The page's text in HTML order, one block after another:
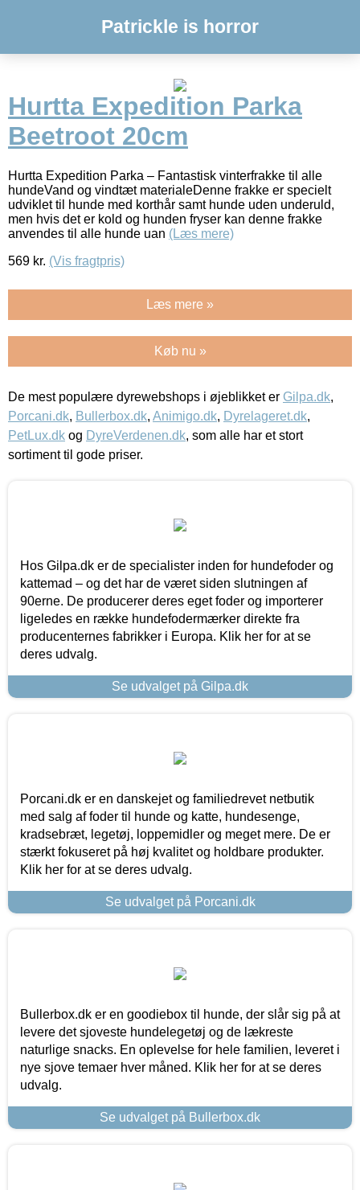
Patrickle is horror
Hurtta Expedition Parka
Beetroot 20cm
Hurtta Expedition Parka – Fantastisk vinterfrakke til alle
hundeVand og vindtæt materialeDenne frakke er specielt
udviklet til hunde med korthår samt hunde uden underuld,
men hvis det er kold og hunden fryser kan denne frakke
anvendes til alle hunde uan (Læs mere)
569 kr. (Vis fragtpris)
Læs mere »
Køb nu »
De mest populære dyrewebshops i øjeblikket er Gilpa.dk,
Porcani.dk, Bullerbox.dk, Animigo.dk, Dyrelageret.dk,
PetLux.dk og DyreVerdenen.dk, som alle har et stort
sortiment til gode priser.
Hos Gilpa.dk er de specialister inden for hundefoder og
kattemad – og det har de været siden slutningen af
90erne. De producerer deres eget foder og importerer
ligeledes en række hundefodermærker direkte fra
producenternes fabrikker i Europa. Klik her for at se
deres udvalg.
Se udvalget på Gilpa.dk
Porcani.dk er en danskejet og familiedrevet netbutik
med salg af foder til hunde og katte, hundesenge,
kradsebræt, legetøj, loppemidler og meget mere. De er
stærkt fokuseret på høj kvalitet og holdbare produkter.
Klik her for at se deres udvalg.
Se udvalget på Porcani.dk
Bullerbox.dk er en goodiebox til hunde, der slår sig på at
levere det sjoveste hundelegetøj og de lækreste
naturlige snacks. En oplevelse for hele familien, leveret i
nye sjove temaer hver måned. Klik her for at se deres
udvalg.
Se udvalget på Bullerbox.dk